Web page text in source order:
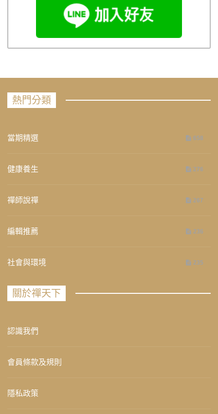
熱門分類
當期精選 658
健康養生 276
禪師說禪 267
編輯推薦 236
社會與環境 235
關於禪天下
認識我們
會員條款及規則
隱私政策